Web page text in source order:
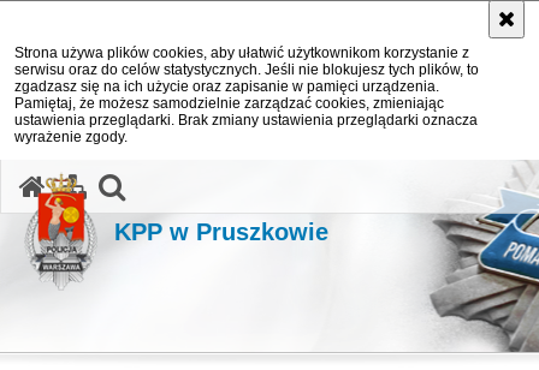
Strona używa plików cookies, aby ułatwić użytkownikom korzystanie z
serwisu oraz do celów statystycznych. Jeśli nie blokujesz tych plików, to
zgadzasz się na ich użycie oraz zapisanie w pamięci urządzenia.
Pamiętaj, że możesz samodzielnie zarządzać cookies, zmieniając
ustawienia przeglądarki. Brak zmiany ustawienia przeglądarki oznacza
wyrażenie zgody.
KPP w Pruszkowie